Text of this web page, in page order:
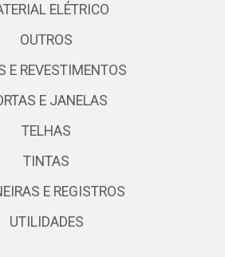
ELÉTRICO
OUTROS
E REVESTIMENTOS
E JANELAS
TELHAS
TINTAS
E REGISTROS
UTILIDADES